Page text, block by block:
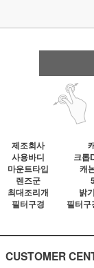
제조회사
사용바디
크롭
마운트타입
캐
렌즈군
최대조리개
밝
필터구경
필터
CUSTOMER